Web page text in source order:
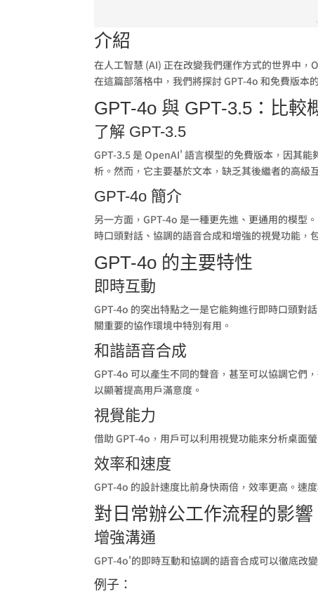
介紹
在人工智慧 (AI) 正在改變我們運作方式的世界中
在這篇部落格中，我們將探討 GPT-4o 和免費版本
GPT-4o 與 GPT-3.5：比較
了解 GPT-3.5
GPT-3.5 是 OpenAI' 語言模型的免費版本，因其
析。然而，它主要基於文本，缺乏其後繼者的高級
GPT-4o 簡介
另一方面，GPT-4o 是一種更先進、更通用的模
時口頭對話、協調的語音合成和增強的視覺功能，
GPT-4o 的主要特性
即時互動
GPT-4o 的突出特點之一是它能夠進行即時口頭對
關重要的協作環境中特別有用。
和諧語音合成
GPT-4o 可以產生不同的聲音，甚至可以協調它們
以顯著提高用戶滿意度。
視覺能力
借助 GPT-4o，用戶可以利用視覺功能來分析桌面
效率和速度
GPT-4o 的設計速度比前身快兩倍，效率更高。速
對日常辦公工作流程的影響
增強溝通
GPT-4o'的即時互動和協調的語音合成可以徹底改
例子：